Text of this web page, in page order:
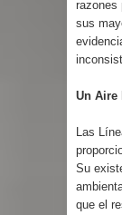
razones
sus
Un Aire
Las
Su
que el